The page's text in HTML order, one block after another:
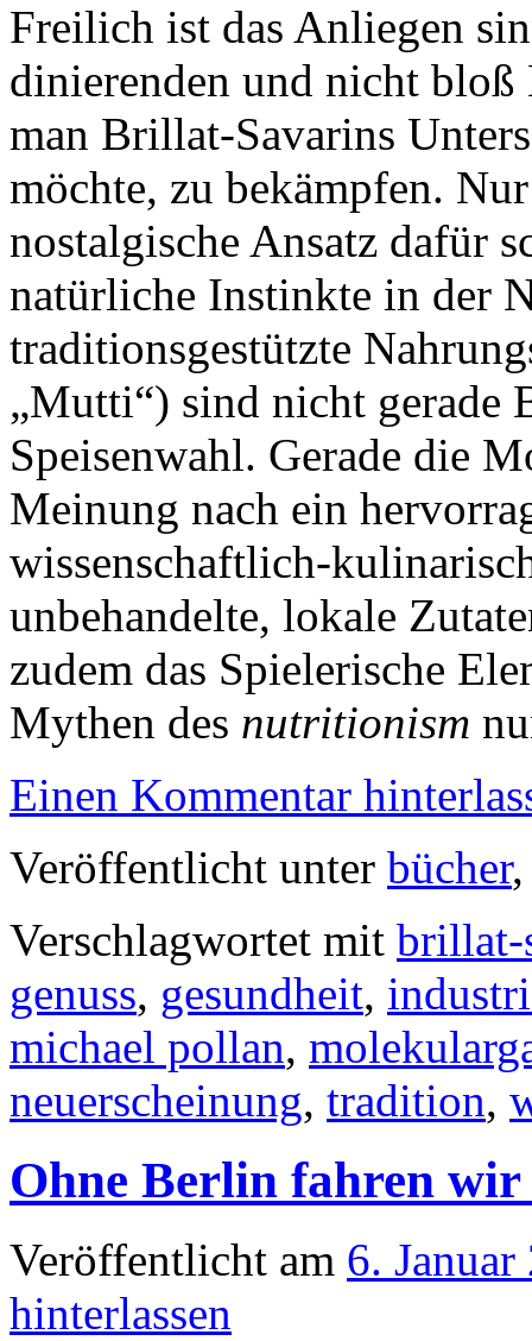
Freilich ist das Anliegen
dinierenden und nicht bloß
man Brillat-Savarins
möchte, zu bekämpfen.
nostalgische Ansatz dafür
natürliche Instinkte in der
traditionsgestützte
„Mutti“) sind nicht gerade
Speisenwahl. Gerade die
Meinung nach ein
wissenschaftlich-
unbehandelte, lokale
zudem das Spielerische
Mythen des nutritionism
Einen Kommentar
Veröffentlicht unter bücher
Verschlagwortet mit brillat-
genuss, gesundheit,
michael pollan,
neuerscheinung, tradition,
Ohne Berlin fahren
Veröffentlicht am 6. Januar
hinterlassen